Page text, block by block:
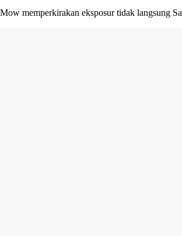
Mow memperkirakan eksposur tidak langsung